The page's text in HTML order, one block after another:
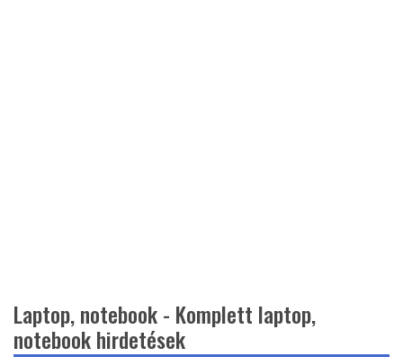
Laptop, notebook - Komplett laptop,
notebook hirdetések